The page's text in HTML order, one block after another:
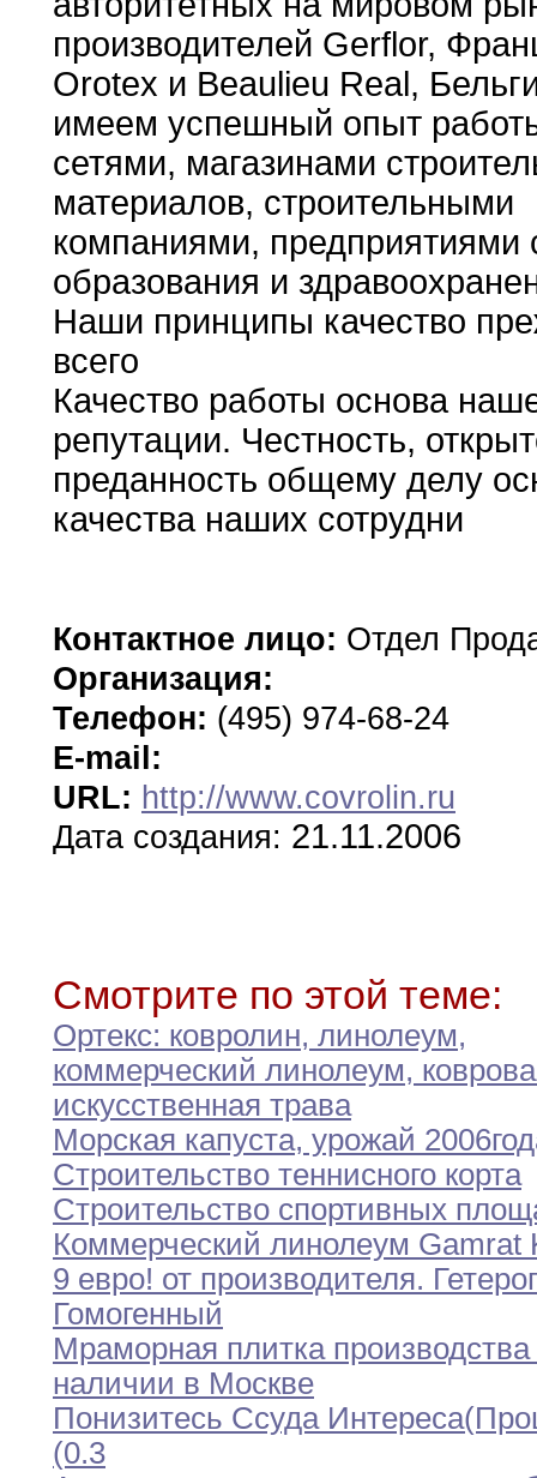
производителей Gerflor,
Orotex и Beaulieu Real ,
имеем успешный опыт
сетями, магазинами
материалов, строительными
компаниями,
образования и
Наши принципы качество
всего
Качество работы основа
репутации. Честность,
преданность общему делу
качества наших сотрудни
Контактное лицо: Отдел
Организация:
Телефон: (495) 974-68-24
E-mail:
URL: http://www.covrolin.ru
Дата создания: 21.11.2006
Смотрите по этой теме:
Ортекс: ковролин, линолеум,
коммерческий линолеум,
искусственная трава
Морская капуста, урожай
Строительство теннисного корта
Строительство спортивных
Коммерческий линолеум Gamrat
9 евро! от производителя.
Гомогенный
Мраморная плитка
наличии в Москве
Понизитесь Ссуда
(0.3